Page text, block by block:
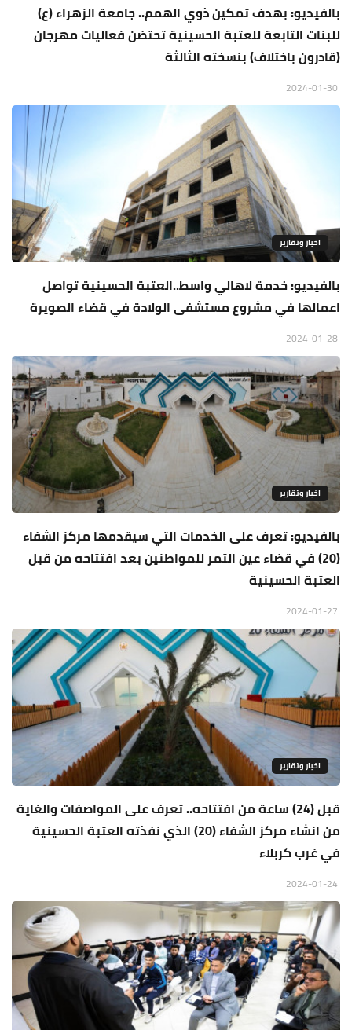
بالفيديو: بهدف تمكين ذوي الهمم.. جامعة الزهراء (ع)
للبنات التابعة للعتبة الحسينية تحتضن فعاليات مهرجان
(قادرون باختلاف) بنسخته الثالثة
اخبار وتقارير
بالفيديو: خدمة لاهالي واسط..العتبة الحسينية تواصل
اعمالها في مشروع مستشفى الولادة في قضاء الصويرة
اخبار وتقارير
بالفيديو: تعرف على الخدمات التي سيقدمها مركز الشفاء
(20) في قضاء عين التمر للمواطنين بعد افتتاحه من قبل
العتبة الحسينية
اخبار وتقارير
قبل (24) ساعة من افتتاحه.. تعرف على المواصفات والغاية
من انشاء مركز الشفاء (20) الذي نفذته العتبة الحسينية
في غرب كربلاء